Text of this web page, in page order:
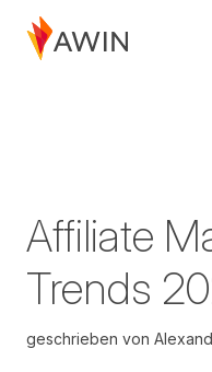
Affiliate
Trends
geschrieben von